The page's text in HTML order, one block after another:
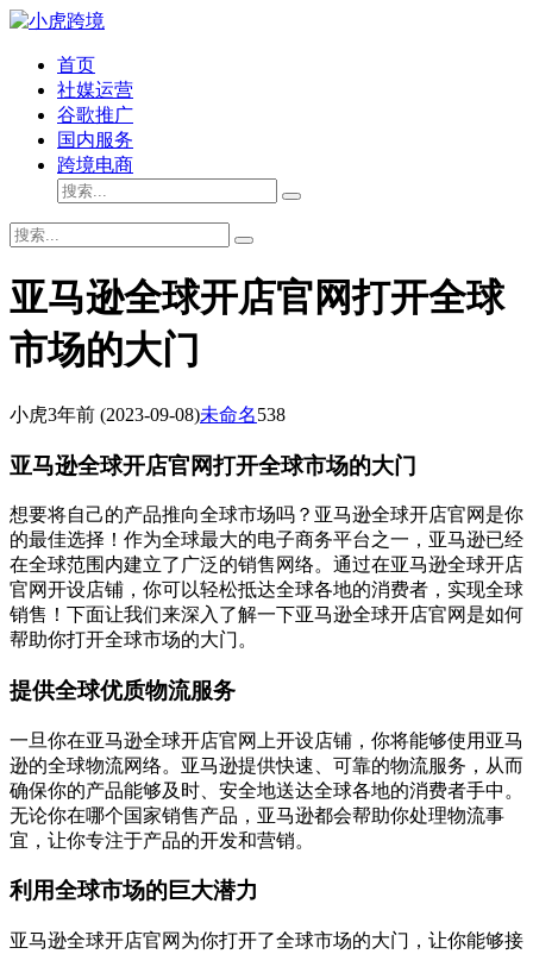
首页
社媒运营
谷歌推广
国内服务
跨境电商
亚马逊全球开店官网打开全球
市场的大门
小虎3年前 (2023-09-08)未命名538
亚马逊全球开店官网打开全球市场的大门
想要将自己的产品推向全球市场吗？亚马逊全球开店官网是你
的最佳选择！作为全球最大的电子商务平台之一，亚马逊已经
在全球范围内建立了广泛的销售网络。通过在亚马逊全球开店
官网开设店铺，你可以轻松抵达全球各地的消费者，实现全球
销售！下面让我们来深入了解一下亚马逊全球开店官网是如何
帮助你打开全球市场的大门。
提供全球优质物流服务
一旦你在亚马逊全球开店官网上开设店铺，你将能够使用亚马
逊的全球物流网络。亚马逊提供快速、可靠的物流服务，从而
确保你的产品能够及时、安全地送达全球各地的消费者手中。
无论你在哪个国家销售产品，亚马逊都会帮助你处理物流事
宜，让你专注于产品的开发和营销。
利用全球市场的巨大潜力
亚马逊全球开店官网为你打开了全球市场的大门，让你能够接